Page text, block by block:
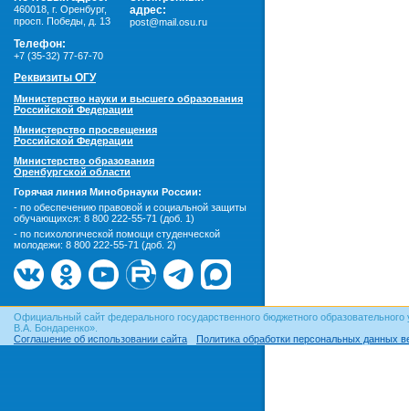
460018 г. Оренбург,
просп. Победы, д. 13
адрес:
post@mail.osu.ru
Телефон:
+7 (35-32) 77-67-70
Реквизиты ОГУ
Министерство науки и высшего образования
Российской Федерации
Министерство просвещения
Российской Федерации
Министерство образования
Оренбургской области
Горячая линия Минобрнауки России:
- по обеспечению правовой и социальной защиты
обучающихся: 8 800 222-55-71 (доб. 1)
- по психологической помощи студенческой
молодежи: 8 800 222-55-71 (доб. 2)
Официальный сайт федерального государственного бюджетного
В.А. Бондаренко».
Соглашение об использовании сайта
Политика обработки персональных данных